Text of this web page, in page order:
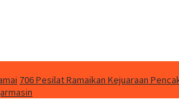
706 Pesilat Ramaikan Kejuaraan